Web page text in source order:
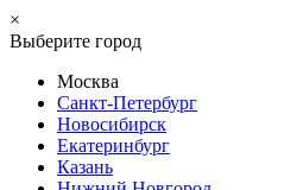
×
Выберите город
Москва
Санкт-Петербург
Новосибирск
Екатеринбург
Казань